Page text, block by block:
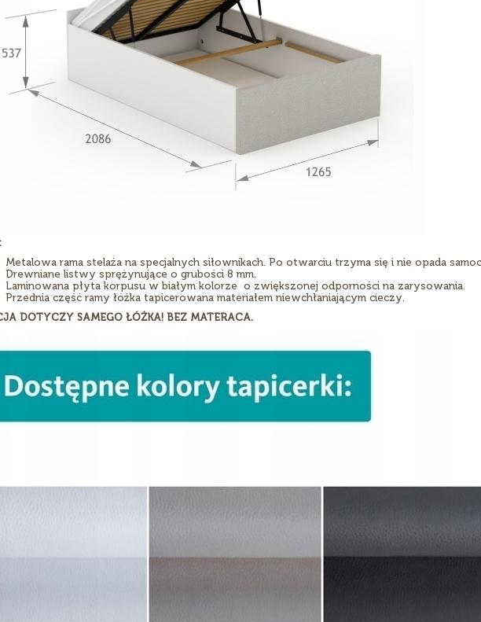
Metalowa rama stelaża na specjalnych siłownikach. Po otwarciu trzyma się i nie opada
Drewniane listwy sprężynujące o grubości 8 mm.
Laminowana płyta korpusu w białym kolorze o zwiększonej odporności na zarysowania.
Przednia część ramy łóżka tapicerowana materiałem niewchłaniającym cieczy.
DOTYCZY SAMEGO ŁÓŻKA! BEZ MATERACA.